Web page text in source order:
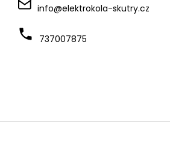
info@elektrokola-skutry.cz
737007875